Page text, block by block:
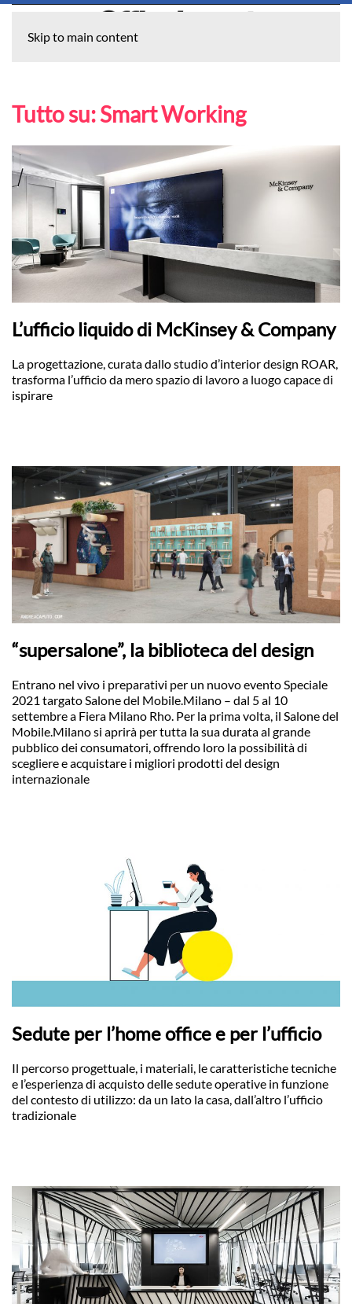
Skip to main content
Tutto su:Smart Working
L’ufficio liquido di McKinsey & Company
La progettazione, curata dallo studio d’interior design ROAR,
trasforma l’ufficio da mero spazio di lavoro a luogo capace di
ispirare
“supersalone”, la biblioteca del design
Entrano nel vivo i preparativi per un nuovo evento Speciale
2021 targato Salone del Mobile.Milano – dal 5 al 10
settembre a Fiera Milano Rho. Per la prima volta, il Salone del
Mobile.Milano si aprirà per tutta la sua durata al grande
pubblico dei consumatori, offrendo loro la possibilità di
scegliere e acquistare i migliori prodotti del design
internazionale
Sedute per l’home office e per l’ufficio
Il percorso progettuale, i materiali, le caratteristiche tecniche
e l’esperienza di acquisto delle sedute operative in funzione
del contesto di utilizzo: da un lato la casa, dall’altro l’ufficio
tradizionale